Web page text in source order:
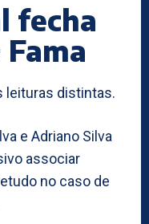
fecha
leituras distintas.
e Adriano Silva
associar
no caso de